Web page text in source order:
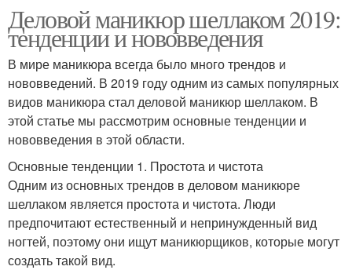
Деловой маникюр шеллаком 2019:
тенденции и нововведения
В мире маникюра всегда было много трендов и
нововведений. В 2019 году одним из самых популярных
видов маникюра стал деловой маникюр шеллаком. В
этой статье мы рассмотрим основные тенденции и
нововведения в этой области.
Основные тенденции 1. Простота и чистота
Одним из основных трендов в деловом маникюре
шеллаком является простота и чистота. Люди
предпочитают естественный и непринужденный вид
ногтей, поэтому они ищут маникюрщиков, которые могут
создать такой вид.